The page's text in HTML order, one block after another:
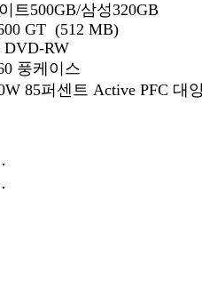
트500GB/삼성320GB
GT (512 MB)
RW
풍케이스
85퍼센트 Active PFC 대